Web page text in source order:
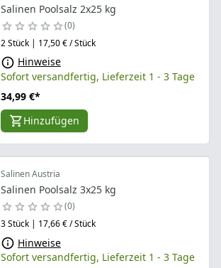
Salinen Poolsalz 2x25 kg
0
2 Stück | 17,50 € / Stück
Hinweise
Sofort versandfertig, Lieferzeit 1 - 3 Tage
34,99 €*
Hinzufügen
Salinen Austria
Salinen Poolsalz 3x25 kg
0
3 Stück | 17,66 € / Stück
Hinweise
Sofort versandfertig, Lieferzeit 1 - 3 Tage